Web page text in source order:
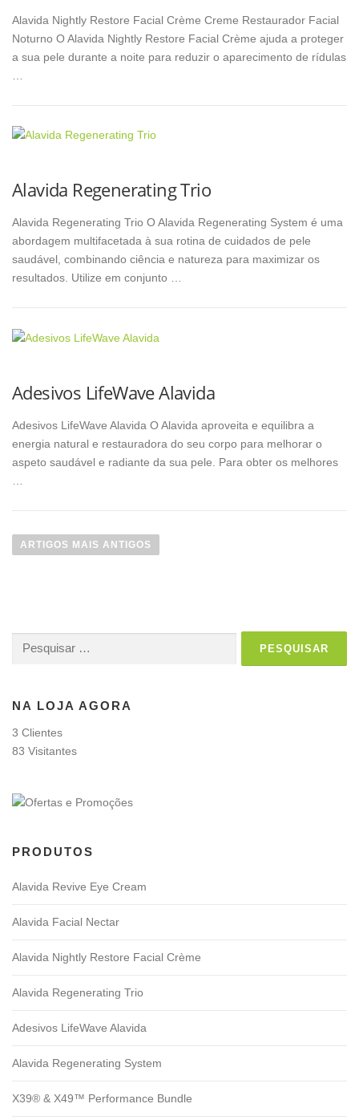
Alavida Nightly Restore Facial Crème Creme Restaurador Facial
Noturno O Alavida Nightly Restore Facial Crème ajuda a proteger
a sua pele durante a noite para reduzir o aparecimento de rídulas
Alavida Regenerating Trio
Alavida Regenerating Trio O Alavida Regenerating System é uma
abordagem multifacetada à sua rotina de cuidados de pele
saudável, combinando ciência e natureza para maximizar os
resultados. Utilize em conjunto …
Adesivos LifeWave Alavida
Adesivos LifeWave Alavida O Alavida aproveita e equilibra a
energia natural e restauradora do seu corpo para melhorar o
aspeto saudável e radiante da sua pele. Para obter os melhores
…
d
e
a
t
o
ARTIGOS MAIS ANTIGOS
Pesquisar
NA LOJA AGORA
3 Clientes
83 Visitantes
PRODUTOS
Alavida Revive Eye Cream
Alavida Facial Nectar
Alavida Nightly Restore Facial Crème
Alavida Regenerating Trio
Adesivos LifeWave Alavida
Alavida Regenerating System
X39® & X49™ Performance Bundle